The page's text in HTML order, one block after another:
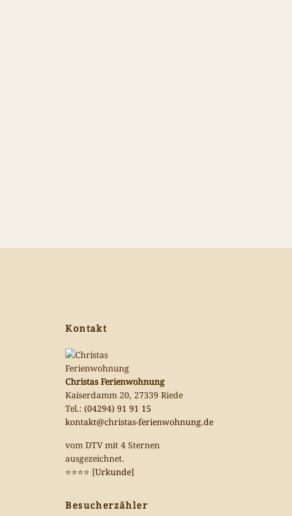
Kontakt
Christas Ferienwohnung
Kaiserdamm 20, 27339 Riede
Tel.: (04294) 91 91 15
kontakt@christas-ferienwohnung.de
vom DTV mit 4 Sternen
ausgezeichnet.
⭐️⭐️⭐️⭐️ [Urkunde]
Besucherzähler